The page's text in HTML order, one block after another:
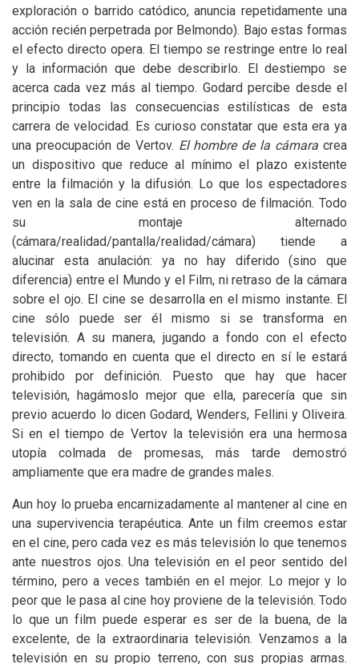
exploración o barrido catódico, anuncia repetidamente una
acción recién perpetrada por Belmondo). Bajo estas formas
el efecto directo opera. El tiempo se restringe entre lo real
y la información que debe describirlo. El destiempo se
acerca cada vez más al tiempo. Godard percibe desde el
principio todas las consecuencias estilísticas de esta
carrera de velocidad. Es curioso constatar que esta era ya
una preocupación de Vertov. El hombre de la cámara crea
un dispositivo que reduce al mínimo el plazo existente
entre la filmación y la difusión. Lo que los espectadores
ven en la sala de cine está en proceso de filmación. Todo
su montaje alternado
(cámara/realidad/pantalla/realidad/cámara) tiende a
alucinar esta anulación: ya no hay diferido (sino que
diferencia) entre el Mundo y el Film, ni retraso de la cámara
sobre el ojo. El cine se desarrolla en el mismo instante. El
cine sólo puede ser él mismo si se transforma en
televisión. A su manera, jugando a fondo con el efecto
directo, tomando en cuenta que el directo en sí le estará
prohibido por definición. Puesto que hay que hacer
televisión, hagámoslo mejor que ella, parecería que sin
previo acuerdo lo dicen Godard, Wenders, Fellini y Oliveira.
Si en el tiempo de Vertov la televisión era una hermosa
utopía colmada de promesas, más tarde demostró
ampliamente que era madre de grandes males.
Aun hoy lo prueba encarnizadamente al mantener al cine en
una supervivencia terapéutica. Ante un film creemos estar
en el cine, pero cada vez es más televisión lo que tenemos
ante nuestros ojos. Una televisión en el peor sentido del
término, pero a veces también en el mejor. Lo mejor y lo
peor que le pasa al cine hoy proviene de la televisión. Todo
lo que un film puede esperar es ser de la buena, de la
excelente, de la extraordinaria televisión. Venzamos a la
televisión en su propio terreno, con sus propias armas.